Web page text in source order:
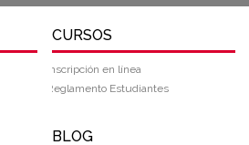
CURSOS
Inscripción en línea
Reglamento Estudiantes
BLOG